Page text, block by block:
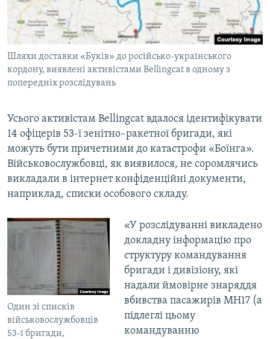
Шляхи доставки «Буків» до російсько-українського
кордону, виявлені активістами Bellingcat в одному з
попередніх розслідувань
Усього активістам Bellingcat вдалося ідентифікувати
14 офіцерів 53-ї зенітно–ракетної бригади, які
можуть бути причетними до катастрофи «Боїнга».
Військовослужбовці, як виявилося, не соромлячись
викладали в інтернет конфіденційні документи,
наприклад, списки особового складу.
Один зі списків
військовослужбовців
53-ї бригади,
«У розслідуванні викладено
докладну інформацію про
структуру командування
бригади і дивізіону, які
надали ймовірне знаряддя
вбивства пасажирів MH17 (а
підлеглі цьому
командуванню